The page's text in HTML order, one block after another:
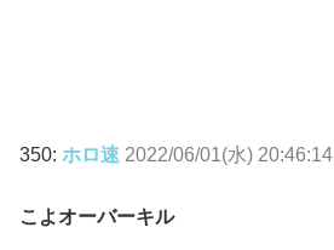
350: ホロ速 2022/06/01(水)
こよオーバーキル